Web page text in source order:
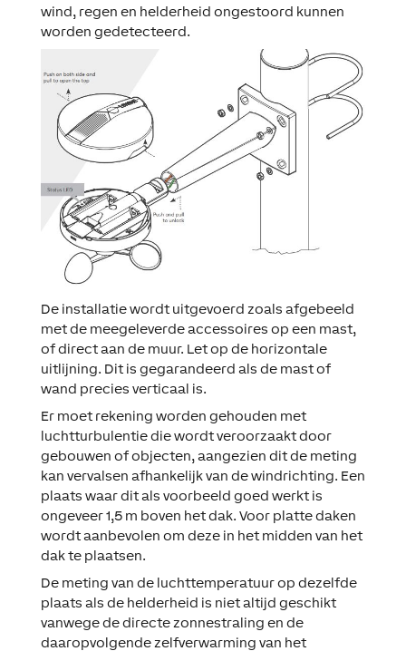
wind, regen en helderheid ongestoord kunnen
worden gedetecteerd.
De installatie wordt uitgevoerd zoals afgebeeld
met de meegeleverde accessoires op een mast,
of direct aan de muur. Let op de horizontale
uitlijning. Dit is gegarandeerd als de mast of
wand precies verticaal is.
Er moet rekening worden gehouden met
luchtturbulentie die wordt veroorzaakt door
gebouwen of objecten, aangezien dit de meting
kan vervalsen afhankelijk van de windrichting. Een
plaats waar dit als voorbeeld goed werkt is
ongeveer 1,5 m boven het dak. Voor platte daken
wordt aanbevolen om deze in het midden van het
dak te plaatsen.
De meting van de luchttemperatuur op dezelfde
plaats als de helderheid is niet altijd geschikt
vanwege de directe zonnestraling en de
daaropvolgende zelfverwarming van het